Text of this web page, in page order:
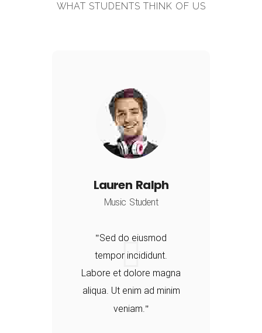
WHAT STUDENTS THINK OF US
Lauren Ralph
Music Student
Sed do eiusmod
tempor incididunt.
Labore et dolore magna
aliqua. Ut enim ad minim
veniam.